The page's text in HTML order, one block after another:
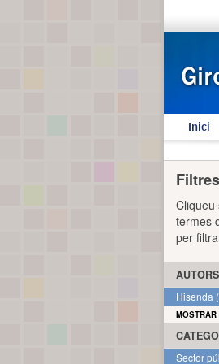
Inici
Filtres
Cliqueu
termes
per
AUTORS
Hisenda
Sector